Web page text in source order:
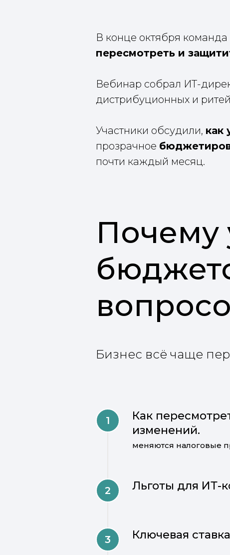
В конце октября команда
пересмотреть и
Вебинар собрал ИТ-
дистрибуционных и
Участники обсудили, как
прозрачное
почти каждый месяц.
Почему
Бизнес всё чаще
Как
изменений.
меняются налоговые
Льготы для ИТ-
Ключевая